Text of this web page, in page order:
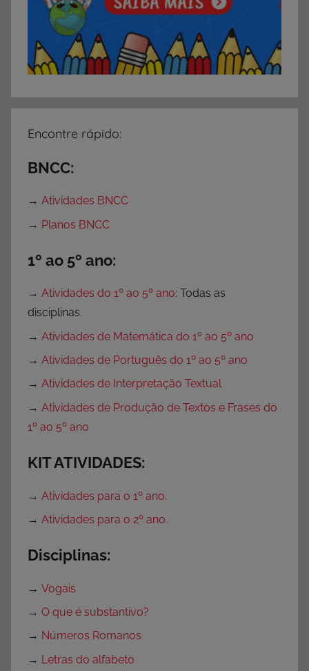
Encontre rápido:
BNCC:
→ Atividades BNCC
→ Planos BNCC
1º ao 5º ano:
→ Atividades do 1º ao 5º ano: Todas as
disciplinas.
→ Atividades de Matemática do 1º ao 5º ano
→ Atividades de Português do 1º ao 5º ano
→ Atividades de Interpretação Textual
→ Atividades de Produção de Textos e Frases do
1º ao 5º ano
KIT ATIVIDADES:
→ Atividades para o 1º ano.
→ Atividades para o 2º ano.
Disciplinas:
→ Vogais
→ O que é substantivo?
→ Números Romanos
→ Letras do alfabeto